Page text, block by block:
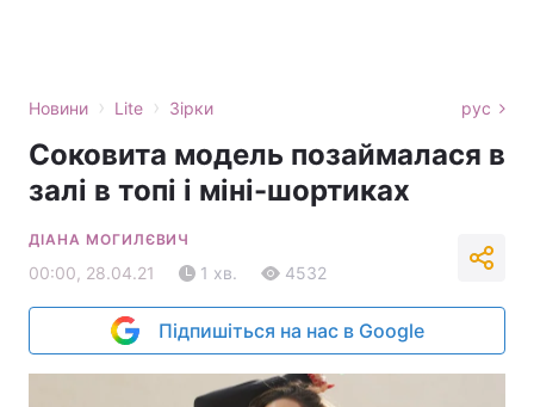
Новини › Lite › Зірки рус
Соковита модель позаймалася в
залі в топі і міні-шортиках
ДІАНА МОГИЛЄВИЧ
00:00, 28.04.21 1 хв. 4532
Підпишіться на нас в Google